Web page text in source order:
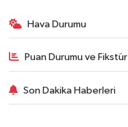
Hava Durumu
Puan Durumu ve Fikstür
Son Dakika Haberleri